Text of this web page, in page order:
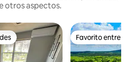
otros aspectos.
Favorito entre
Favorito entre